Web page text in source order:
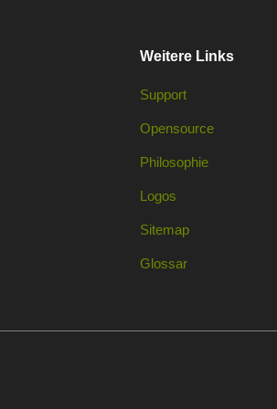
Weitere Links
Support
Opensource
Philosophie
Logos
Sitemap
Glossar